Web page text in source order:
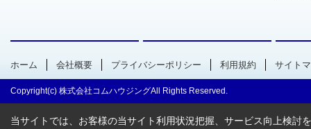
ホーム 会社概要 プライバシーポリシー 利用規約 サイト
Copyright(c) 株式会社コムハウジングAll Rights Reserved.
当サイトでは、お客様の当サイト利用状況把握、サービス向上検討